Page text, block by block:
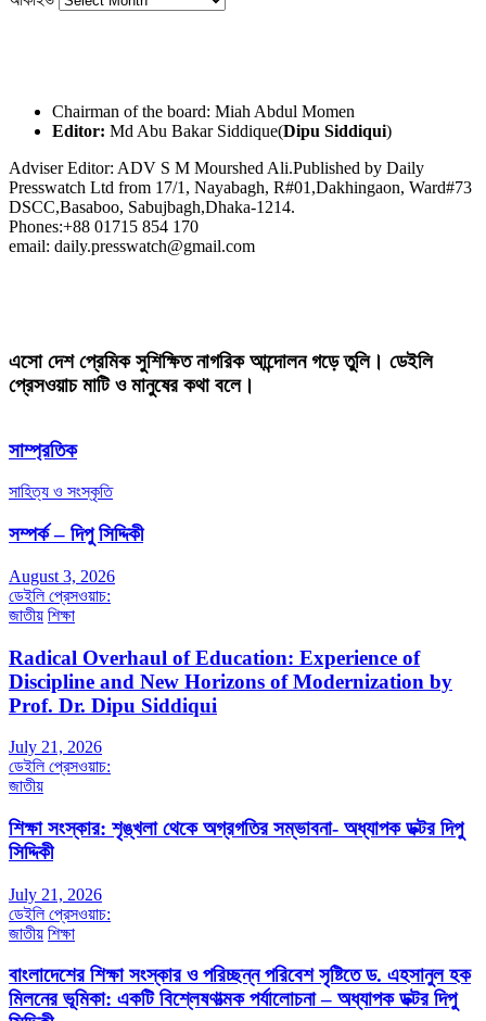
Chairman of the board: Miah Abdul Momen
Editor: Md Abu Bakar Siddique(Dipu Siddiqui)
Adviser Editor: ADV S M Mourshed Ali.Published by Daily
Presswatch Ltd from 17/1, Nayabagh, R#01,Dakhingaon, Ward#73
DSCC,Basaboo, Sabujbagh,Dhaka-1214.
Phones:+88 01715 854 170
email: daily.presswatch@gmail.com
এসো দেশ প্রেমিক সুশিক্ষিত নাগরিক আন্দোলন গড়ে তুলি। ডেইলি
প্রেসওয়াচ মাটি ও মানুষের কথা বলে।
সাম্প্রতিক
সাহিত্য ও সংস্কৃতি
সম্পর্ক – দিপু সিদ্দিকী
August 3, 2026
ডেইলি প্রেসওয়াচ:
জাতীয় শিক্ষা
Radical Overhaul of Education: Experience of
Discipline and New Horizons of Modernization by
Prof. Dr. Dipu Siddiqui
July 21, 2026
ডেইলি প্রেসওয়াচ:
জাতীয়
শিক্ষা সংস্কার: শৃঙ্খলা থেকে অগ্রগতির সম্ভাবনা- অধ্যাপক ডক্টর দিপু
সিদ্দিকী
July 21, 2026
ডেইলি প্রেসওয়াচ:
জাতীয় শিক্ষা
বাংলাদেশের শিক্ষা সংস্কার ও পরিচ্ছন্ন পরিবেশ সৃষ্টিতে ড. এহসানুল হক
মিলনের ভূমিকা: একটি বিশ্লেষণাত্মক পর্যালোচনা – অধ্যাপক ডক্টর দিপু